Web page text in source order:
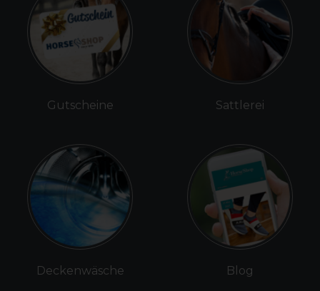
Gutscheine
Deckenwäsche
Sattlerei
Blog